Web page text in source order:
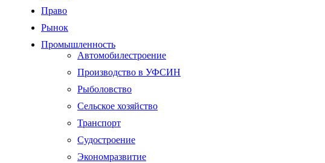
Право
Рынок
Промышленность
Автомобилестроение
Производство в УФСИН
Рыболовство
Сельское хозяйство
Транспорт
Судостроение
Экономразвитие